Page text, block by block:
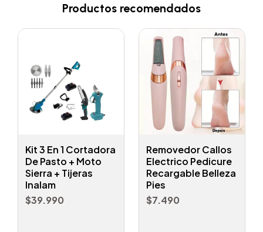
Productos recomendados
Kit 3 En 1 Cortadora
De Pasto + Moto
Sierra + Tijeras
Inalam
$39.990
Removedor Callos
Electrico Pedicure
Recargable Belleza
Pies
$7.490